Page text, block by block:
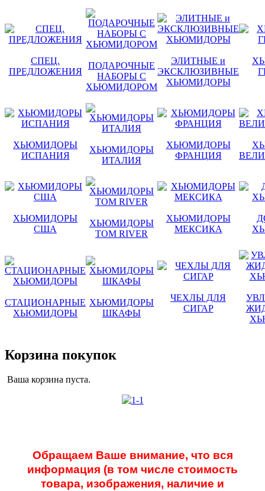
СПЕЦ.
ПРЕДЛОЖЕНИЯ
ПОДАРОЧНЫЕ
НАБОРЫ С
ХЬЮМИДОРОМ
ЭЛИТНЫЕ и
ЭКСКЛЮЗИВНЫЕ
ХЬЮМИДОРЫ
ХЬЮМИДОРЫ
ИСПАНИЯ
ХЬЮМИДОРЫ
ИТАЛИЯ
ХЬЮМИДОРЫ
ФРАНЦИЯ
ХЬЮМИДОРЫ
США
ХЬЮМИДОРЫ
TOM RIVER
ХЬЮМИДОРЫ
МЕКСИКА
СТАЦИОНАРНЫЕ
ХЬЮМИДОРЫ
ХЬЮМИДОРЫ
ШКАФЫ
ЧЕХЛЫ ДЛЯ
СИГАР
Корзина покупок
Ваша корзина пуста.
Обращаем Ваше внимание, что вся
информация (в том числе стоимость
товара, изображения, наличие и